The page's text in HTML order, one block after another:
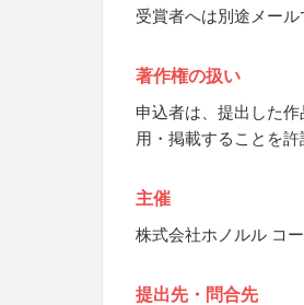
受賞者へは別途メー
著作権の扱い
申込者は、提出した
用・掲載することを
主催
株式会社ホノルル コ
提出先・問合先